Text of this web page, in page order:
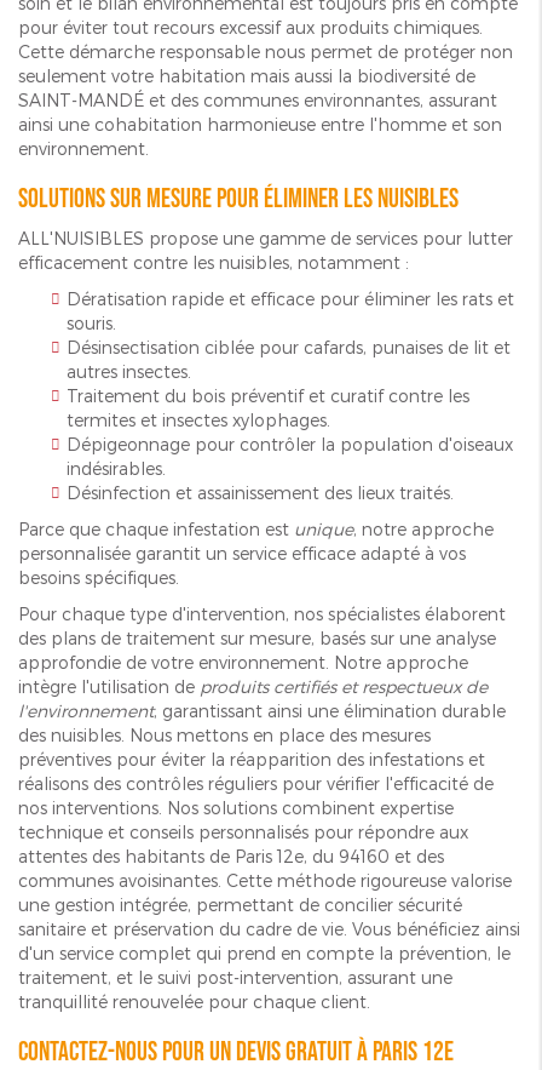
pour éviter tout recours excessif aux produits chimiques.
Cette démarche responsable nous permet de protéger non
seulement votre habitation mais aussi la biodiversité de
SAINT-MANDÉ et des communes environnantes, assurant
ainsi une cohabitation harmonieuse entre l'homme et son
environnement.
Solutions sur mesure pour éliminer les nuisibles
ALL'NUISIBLES propose une gamme de services pour lutter
efficacement contre les nuisibles, notamment :
Dératisation rapide et efficace pour éliminer les rats et
souris.
Désinsectisation ciblée pour cafards, punaises de lit et
autres insectes.
Traitement du bois préventif et curatif contre les
termites et insectes xylophages.
Dépigeonnage pour contrôler la population d'oiseaux
indésirables.
Désinfection et assainissement des lieux traités.
Parce que chaque infestation est unique, notre approche
personnalisée garantit un service efficace adapté à vos
besoins spécifiques.
Pour chaque type d'intervention, nos spécialistes élaborent
des plans de traitement sur mesure, basés sur une analyse
approfondie de votre environnement. Notre approche
intègre l'utilisation de produits certifiés et respectueux de
l'environnement, garantissant ainsi une élimination durable
des nuisibles. Nous mettons en place des mesures
préventives pour éviter la réapparition des infestations et
réalisons des contrôles réguliers pour vérifier l'efficacité de
nos interventions. Nos solutions combinent expertise
technique et conseils personnalisés pour répondre aux
attentes des habitants de Paris 12e, du 94160 et des
communes avoisinantes. Cette méthode rigoureuse valorise
une gestion intégrée, permettant de concilier sécurité
sanitaire et préservation du cadre de vie. Vous bénéficiez ainsi
d'un service complet qui prend en compte la prévention, le
traitement, et le suivi post-intervention, assurant une
tranquillité renouvelée pour chaque client.
Contactez-nous pour un devis gratuit à Paris 12e